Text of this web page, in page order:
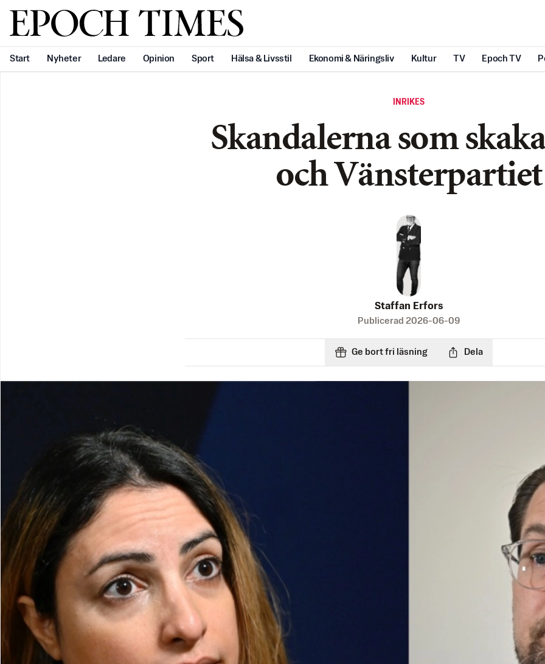
Svenska Epoch Times
Start Nyheter Ledare Opinion Sport Hälsa & Livsstil Ekonomi & Näringsliv Kultur TV Epoch TV
INRIKES
Skandalerna som
och Vänsterpartiet
Staffan Erfors
Publicerad 2026-06-09
Ge bort fri läsning Dela